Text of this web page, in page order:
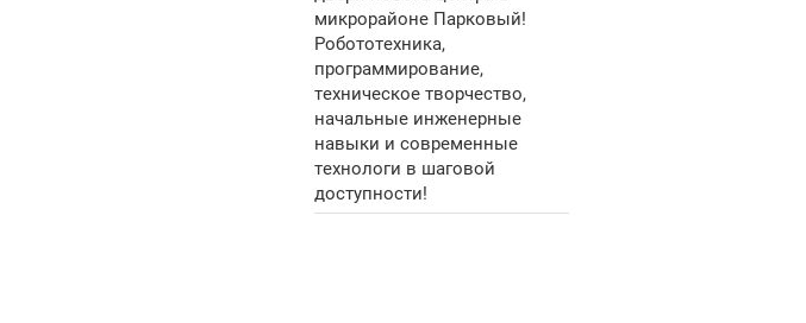
микрорайоне Парковый!
Робототехника,
программирование,
техническое творчество,
начальные инженерные
навыки и современные
технологи в шаговой
доступности!